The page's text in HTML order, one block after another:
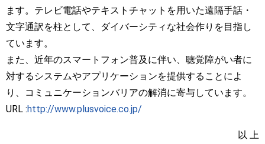
ます。テレビ電話やテキストチャットを用いた遠隔手話・
文字通訳を柱として、ダイバーシティな社会作りを目指し
ています。
また、近年のスマートフォン普及に伴い、聴覚障がい者に
対するシステムやアプリケーションを提供することによ
り、コミュニケーションバリアの解消に寄与しています。
URL :http://www.plusvoice.co.jp/
以 上